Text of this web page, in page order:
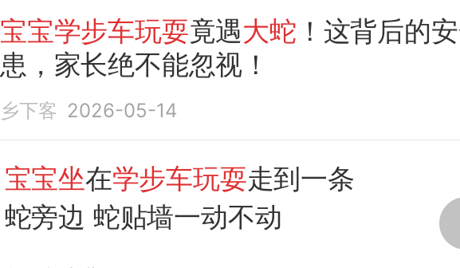
宝宝学步车玩耍竟遇大蛇 ！这背后的
患，家长绝不能忽视！
乡下客 2026-05-14
宝宝坐在学步车玩耍走到一条
蛇旁边 蛇贴墙一动不动